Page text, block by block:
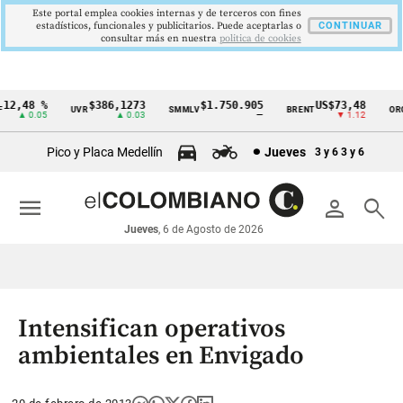
Cintillo
económicos
Colombia
%
▲ 0.05
UVR$386,1273
▲ 0.03
SMMLV$1.750.905 BRENTUS$73,48
▼ 1.12
ORO
Pico y Placa Medellín Jueves 3 y 6 3 y 6
person search
Jueves, 6 de Agosto de 2026
menu
Intensifican operativos
ambientales en Envigado
Este portal emplea cookies internas y de terceros con fines
estadísticos, funcionales y publicitarios. Puede aceptarlas o
consultar más en nuestra politica de cookies
CONTINUAR